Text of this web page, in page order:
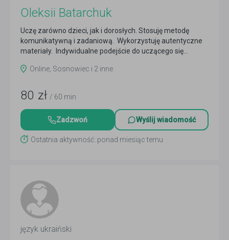
Oleksii Batarchuk
Uczę zarówno dzieci, jak i dorosłych. Stosuję metodę
komunikatywną i zadaniową. Wykorzystuję autentyczne
materiały. Indywidualne podejście do uczącego się...
Online, Sosnowiec i 2 inne
80 zł / 60 min
Zadzwoń Wyślij wiadomość
Ostatnia aktywność: ponad miesiąc temu
język ukraiński